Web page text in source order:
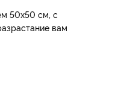
50х50 см, с
вам